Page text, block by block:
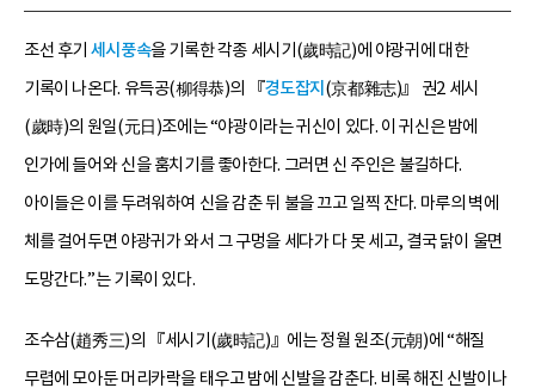
조선 후기 세시풍속을 기록한 각종 세시기(歲時記)에 야광귀에 대한
기록이 나온다. 유득공(柳得恭)의 『경도잡지 (京都雜志)』 권2 세시
(歲時)의 원일(元日)조에는 “야광이라는 귀신이 있다. 이 귀신은 밤에
인가에 들어와 신을 훔치기를 좋아한다. 그러면 신 주인은 불길하다.
아이들은 이를 두려워하여 신을 감춘 뒤 불을 끄고 일찍 잔다. 마루의 벽에
체를 걸어두면 야광귀가 와서 그 구멍을 세다가 다 못 세고, 결국 닭이 울면
도망간다.”는 기록이 있다.
조수삼(趙秀三)의 『세시기(歲時記)』에는 정월 원조(元朝)에 “해질
무렵에 모아둔 머리카락을 태우고 밤에 신발을 감춘다. 비록 해진 신발이나